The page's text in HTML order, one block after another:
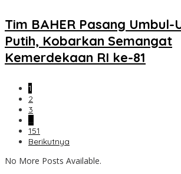
Tim BAHER Pasang Umbul-
Putih, Kobarkan Semangat
Kemerdekaan RI ke-81
1
2
3
…
151
Berikutnya
No More Posts Available.